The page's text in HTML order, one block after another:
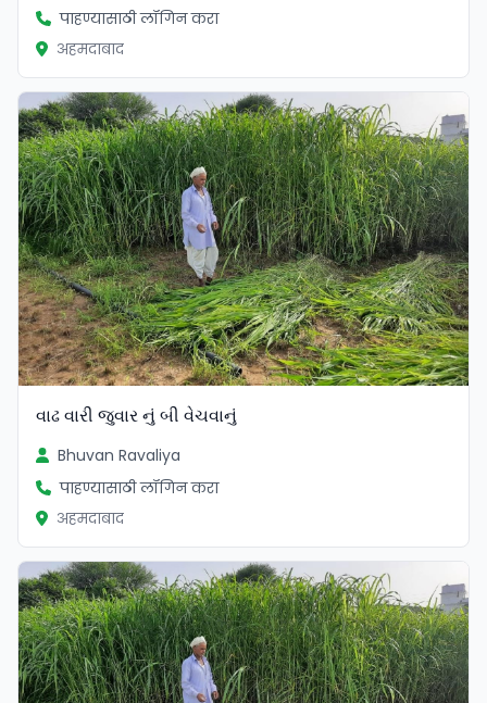
पाहण्यासाठी लॉगिन करा
अहमदाबाद
વાઢ વારી જુવાર નું બી વેચવાનું
Bhuvan Ravaliya
पाहण्यासाठी लॉगिन करा
अहमदाबाद